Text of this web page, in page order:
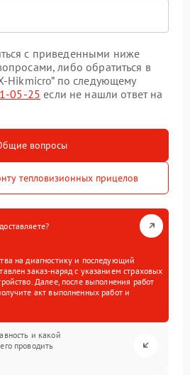
с приведенными ниже
либо обратиться в
Hikmicro” по следующему
05-25 если не нашли ответ на
вопросы
тепловизионных прицелов
на диагностику и последующий
заказ-наряд с указанием страховых
Далее, после выполнения работ
акт выполненных работ и
и какой
проводить